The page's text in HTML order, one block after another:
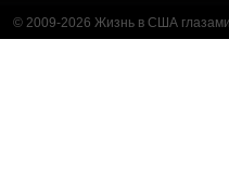
© 2009-2026 Жизнь в США